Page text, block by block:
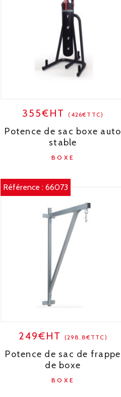
355€HT(426€TTC)
Potence de sac boxe auto
stable
BOXE
Référence : 66073
249€HT (298.8€TTC)
Potence de sac de frappe
de boxe
BOXE